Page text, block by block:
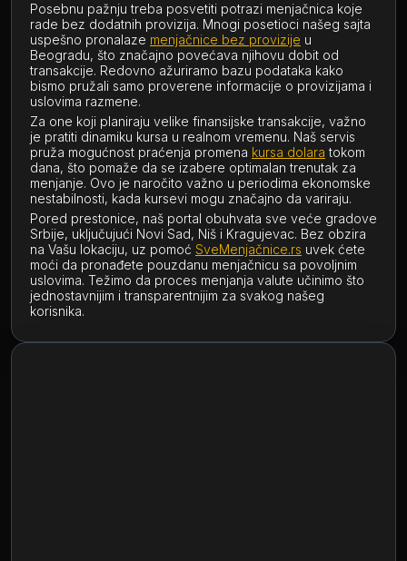
Posebnu pažnju treba posvetiti potrazi menjačnica koje
rade bez dodatnih provizija. Mnogi posetioci našeg sajta
uspešno pronalaze menjačnice bez provizije u
Beogradu, što značajno povećava njihovu dobit od
transakcije. Redovno ažuriramo bazu podataka kako
bismo pružali samo proverene informacije o provizijama i
uslovima razmene.
Za one koji planiraju velike finansijske transakcije, važno
je pratiti dinamiku kursa u realnom vremenu. Naš servis
pruža mogućnost praćenja promena kursa dolara tokom
dana, što pomaže da se izabere optimalan trenutak za
menjanje. Ovo je naročito važno u periodima ekonomske
nestabilnosti, kada kursevi mogu značajno da variraju.
Pored prestonice, naš portal obuhvata sve veće gradove
Srbije, uključujući Novi Sad, Niš i Kragujevac. Bez obzira
na Vašu lokaciju, uz pomoć SveMenjačnice.rs uvek ćete
moći da pronađete pouzdanu menjačnicu sa povoljnim
uslovima. Težimo da proces menjanja valute učinimo što
jednostavnijim i transparentnijim za svakog našeg
korisnika.